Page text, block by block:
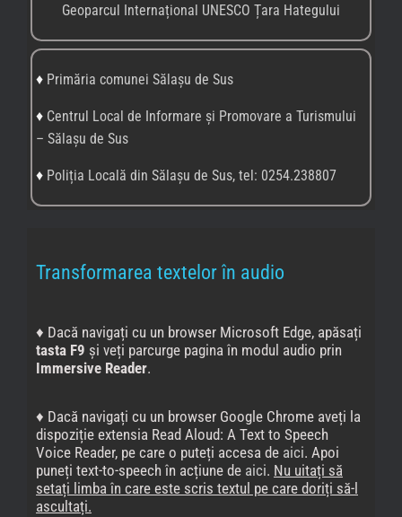
Geoparcul Internațional UNESCO Țara Hategului
♦ Primăria comunei Sălașu de Sus
♦ Centrul Local de Informare și Promovare a Turismului
– Sălașu de Sus
♦ Poliția Locală din Sălașu de Sus, tel: 0254.238807
Transformarea textelor în audio
♦ Dacă navigați cu un browser Microsoft Edge, apăsați
tasta F9 și veți parcurge pagina în modul audio prin
Immersive Reader.
♦ Dacă navigați cu un browser Google Chrome aveți la
dispoziție extensia Read Aloud: A Text to Speech
Voice Reader, pe care o puteți accesa de aici. Apoi
puneți text-to-speech în acțiune de aici. Nu uitați să
setați limba în care este scris textul pe care doriți să-l
ascultați.